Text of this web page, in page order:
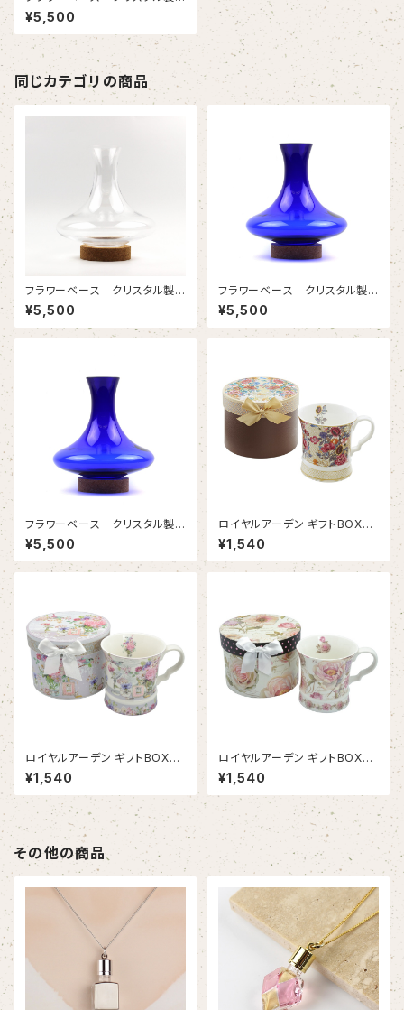
花瓶透明 切子模様つき
¥5,500
同じカテゴリの商品
フラワーベース クリスタル製
花瓶透明 切子模様なし
¥5,500
フラワーベース クリスタル製
花瓶コバルト 切子模様なし
¥5,500
フラワーベース クリスタル製
花瓶コバルト 切子模様つき
¥5,500
ロイヤルアーデン ギフトBOX入
りマグカップ ブラウン
¥1,540
ロイヤルアーデン ギフトBOX入
りマグカップ ライトパープル
¥1,540
ロイヤルアーデン ギフトBOX入
りマグカップ ホワイト
¥1,540
その他の商品